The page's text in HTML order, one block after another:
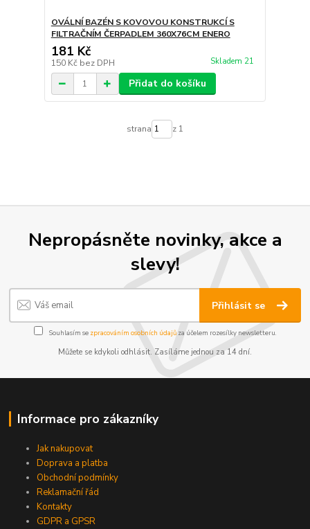
OVÁLNÍ BAZÉN S KOVOVOU KONSTRUKCÍ S
FILTRAČNÍM ČERPADLEM 360X76CM ENERO
181 Kč
150 Kč bez DPH Skladem 21
Přidat do košíku
strana z 1
Nepropásněte novinky, akce a
slevy!
Přihlásit se
Souhlasím se zpracováním osobních údajůza účelem rozesílky newsletteru.
Můžete se kdykoli odhlásit. Zasíláme jednou za 14 dní.
Informace pro zákazníky
Jak nakupovat
Doprava a platba
Obchodní podmínky
Reklamační řád
Kontakty
GDPR a GPSR